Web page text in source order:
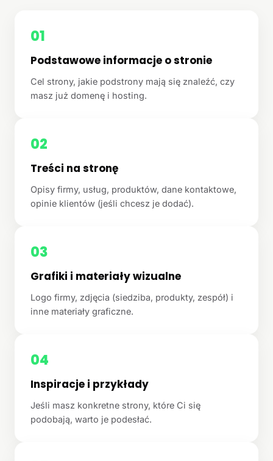
01
Podstawowe informacje o stronie
Cel strony, jakie podstrony mają się znaleźć, czy
masz już domenę i hosting.
02
Treści na stronę
Opisy firmy, usług, produktów, dane kontaktowe,
opinie klientów (jeśli chcesz je dodać).
03
Grafiki i materiały wizualne
Logo firmy, zdjęcia (siedziba, produkty, zespół) i
inne materiały graficzne.
04
Inspiracje i przykłady
Jeśli masz konkretne strony, które Ci się
podobają, warto je podesłać.